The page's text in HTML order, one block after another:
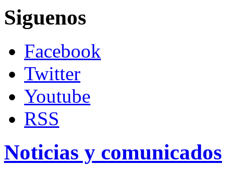
Siguenos
Facebook
Twitter
Youtube
RSS
Noticias y comunicados